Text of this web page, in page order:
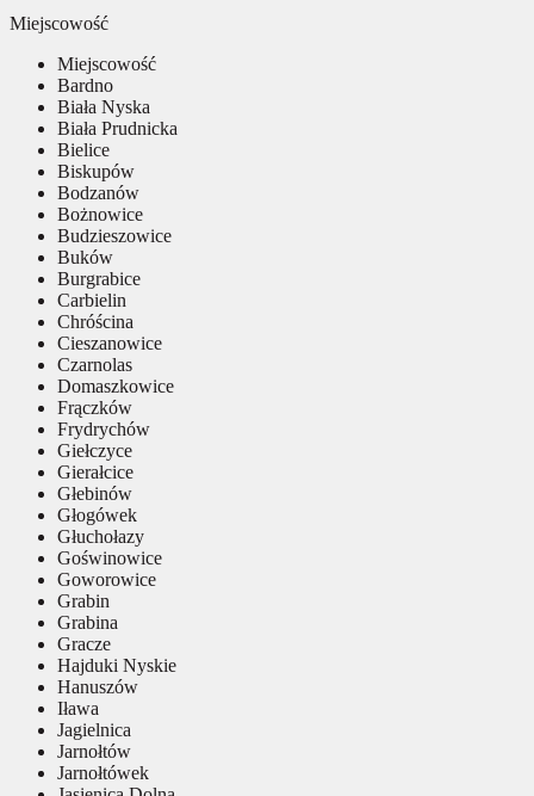
Miejscowość
Miejscowość
Bardno
Biała Nyska
Biała Prudnicka
Bielice
Biskupów
Bodzanów
Bożnowice
Budzieszowice
Buków
Burgrabice
Carbielin
Chróścina
Cieszanowice
Czarnolas
Domaszkowice
Frączków
Frydrychów
Giełczyce
Gierałcice
Głebinów
Głogówek
Głuchołazy
Goświnowice
Goworowice
Grabin
Grabina
Gracze
Hajduki Nyskie
Hanuszów
Iława
Jagielnica
Jarnołtów
Jarnołtówek